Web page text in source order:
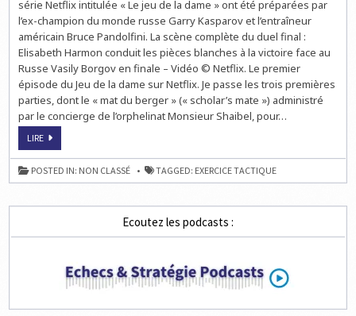
série Netflix intitulée « Le jeu de la dame » ont été préparées par
l’ex-champion du monde russe Garry Kasparov et l’entraîneur
américain Bruce Pandolfini. La scène complète du duel final :
Elisabeth Harmon conduit les pièces blanches à la victoire face au
Russe Vasily Borgov en finale – Vidéo © Netflix. Le premier
épisode du Jeu de la dame sur Netflix. Je passe les trois premières
parties, dont le « mat du berger » (« scholar’s mate ») administré
par le concierge de l’orphelinat Monsieur Shaibel, pour…
LIRELES
D’ÉCHECS
DE
BETH
HARMON
1)
POSTED IN: NON CLASSÉ TAGGED: EXERCICE TACTIQUE
Ecoutez les podcasts :